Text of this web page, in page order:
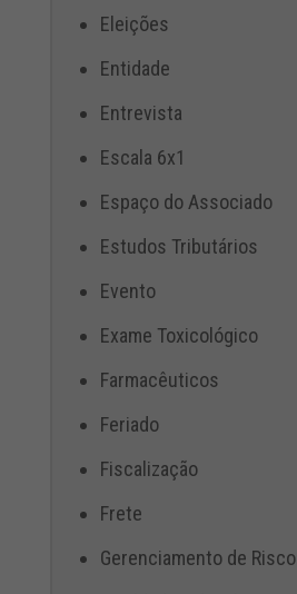
Eleições
Entidade
Entrevista
Escala 6x1
Espaço do Associado
Estudos Tributários
Evento
Exame Toxicológico
Farmacêuticos
Feriado
Fiscalização
Frete
Gerenciamento de Risco